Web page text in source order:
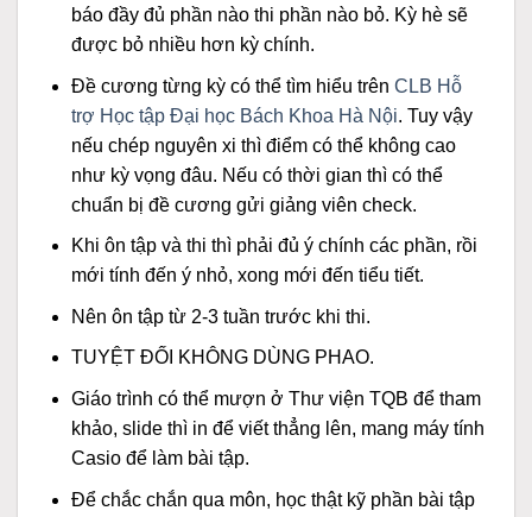
báo đầy đủ phần nào thi phần nào bỏ. Kỳ hè sẽ
được bỏ nhiều hơn kỳ chính.
Đề cương từng kỳ có thể tìm hiểu trên CLB Hỗ
trợ Học tập Đại học Bách Khoa Hà Nội. Tuy vậy
nếu chép nguyên xi thì điểm có thể không cao
như kỳ vọng đâu. Nếu có thời gian thì có thể
chuẩn bị đề cương gửi giảng viên check.
Khi ôn tập và thi thì phải đủ ý chính các phần, rồi
mới tính đến ý nhỏ, xong mới đến tiểu tiết.
Nên ôn tập từ 2-3 tuần trước khi thi.
TUYỆT ĐỐI KHÔNG DÙNG PHAO.
Giáo trình có thể mượn ở Thư viện TQB để tham
khảo, slide thì in để viết thẳng lên, mang máy tính
Casio để làm bài tập.
Để chắc chắn qua môn, học thật kỹ phần bài tập